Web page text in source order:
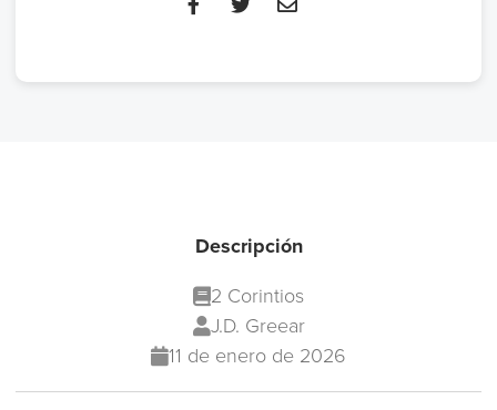
Descripción
2 Corintios
J.D. Greear
11 de enero de 2026